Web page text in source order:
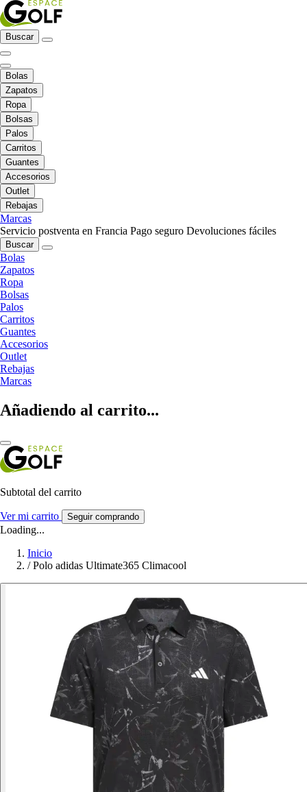
Buscar
Bolas
Zapatos
Ropa
Bolsas
Palos
Carritos
Guantes
Accesorios
Outlet
Rebajas
Marcas
Servicio postventa en Francia Pago seguro Devoluciones fáciles
Buscar
Bolas
Zapatos
Ropa
Bolsas
Palos
Carritos
Guantes
Accesorios
Outlet
Rebajas
Marcas
Añadiendo al carrito...
Subtotal del carrito
Ver mi carrito Seguir comprando
Loading...
Inicio
/ Polo adidas Ultimate365 Climacool